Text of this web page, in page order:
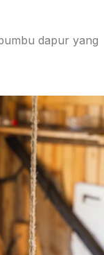
dapur yang